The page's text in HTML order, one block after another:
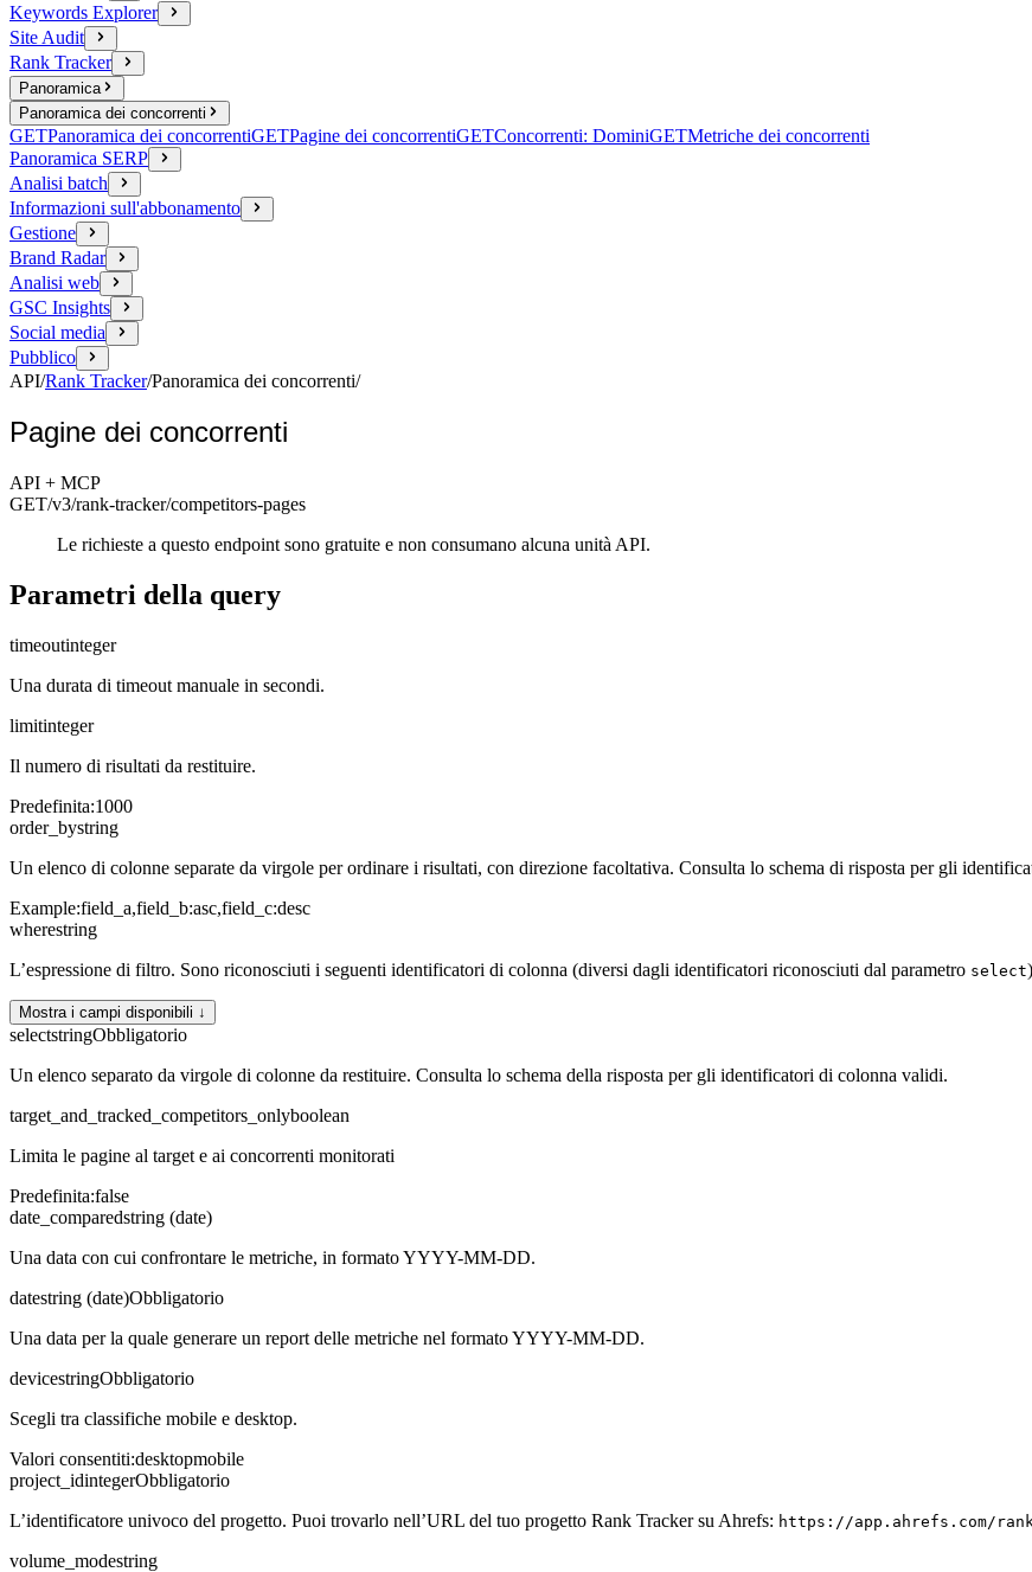
Keywords Explorer
Site Audit
Rank Tracker
Panoramica
Panoramica dei concorrenti
GETPanoramica dei concorrentiGETPagine dei concorrentiGETConcorrenti: DominiGETMetriche dei concorrenti
Panoramica SERP
Analisi batch
Informazioni sull'abbonamento
Gestione
Brand Radar
Analisi web
GSC Insights
Social media
Pubblico
API/Rank Tracker/Panoramica dei concorrenti/
Pagine dei concorrenti
API + MCP
GET/v3/rank-tracker/competitors-pages
Le richieste a questo endpoint sono gratuite e non consumano alcuna unità API.
Parametri della query
timeoutinteger
Una durata di timeout manuale in secondi.
limitinteger
Il numero di risultati da restituire.
Predefinita:1000
order_bystring
Un elenco di colonne separate da virgole per ordinare i risultati, con direzione facoltativa. Consulta lo schema di risposta per gli
Example:field_a,field_b:asc,field_c:desc
wherestring
L’espressione di filtro. Sono riconosciuti i seguenti identificatori di colonna (diversi dagli identificatori riconosciuti dal parametro select
Mostra i campi disponibili ↓
selectstringObbligatorio
Un elenco separato da virgole di colonne da restituire. Consulta lo schema della risposta per gli identificatori di colonna validi.
target_and_tracked_competitors_onlyboolean
Limita le pagine al target e ai concorrenti monitorati
Predefinita:false
date_comparedstring (date)
Una data con cui confrontare le metriche, in formato YYYY-MM-DD.
datestring (date)Obbligatorio
Una data per la quale generare un report delle metriche nel formato YYYY-MM-DD.
devicestringObbligatorio
Scegli tra classifiche mobile e desktop.
Valori consentiti:desktopmobile
project_idintegerObbligatorio
L’identificatore univoco del progetto. Puoi trovarlo nell’URL del tuo progetto Rank Tracker su Ahrefs: https://app.ahrefs.com/
volume_modestring